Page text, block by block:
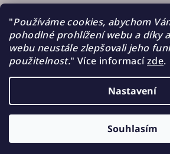
"Používáme cookies, abychom
pohodlné prohlížení webu a díky
webu neustále zlepšovali jeho
použitelnost."Více informacízde.
Nastavení
Souhlasím
Přijímáme online platby
Copyright 2026Zapissi.cz.
Vytvořil